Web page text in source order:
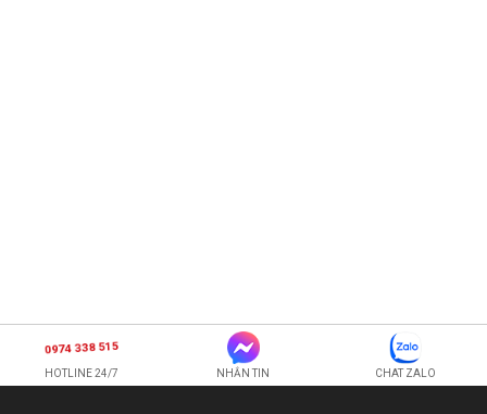
0974 338 515
HOTLINE 24/7 NHẮN TIN CHAT ZALO